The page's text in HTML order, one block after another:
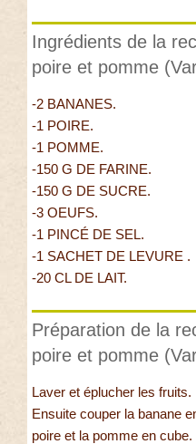
Ingrédients de la
poire et pomme
-2 BANANES.
-1 POIRE.
-1 POMME.
-150 G DE FARINE.
-150 G DE SUCRE.
-3 OEUFS.
-1 PINCÉ DE SEL.
-1 SACHET DE LEVURE .
-20 CL DE LAIT.
Préparation de la
poire et pomme
Laver et éplucher les fruits.
Ensuite couper la banane
poire et la pomme en cube.